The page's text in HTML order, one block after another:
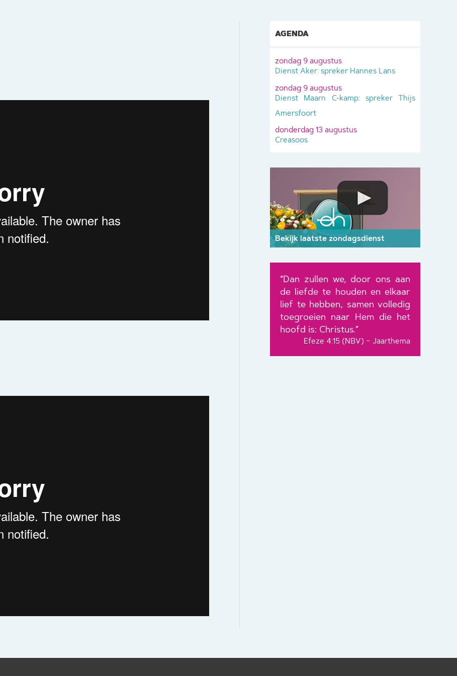
AGENDA
zondag 9 augustus
Dienst Aker: spreker Hannes Lans
zondag 9 augustus
Dienst Maarn C-kamp: spreker Thijs
Amersfoort
donderdag 13 augustus
Creasoos
Bekijk laatste zondagsdienst
“Dan zullen we, door ons aan
de liefde te houden en elkaar
lief te hebben, samen volledig
toegroeien naar Hem die het
hoofd is: Christus.”
Efeze 4:15 (NBV) – Jaarthema